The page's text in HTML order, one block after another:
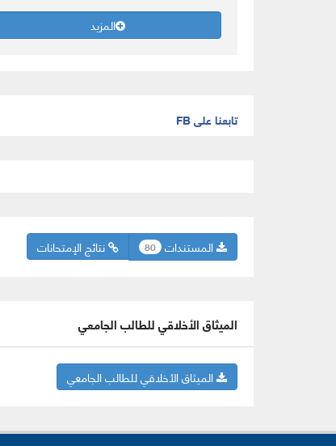
المزيد
تابعنا على FB
نتائج الإمتحانات المستندات 80
الميثاق الأخلاقي للطالب الجامعي
الميثاق الأخلاقي للطالب الجامعي